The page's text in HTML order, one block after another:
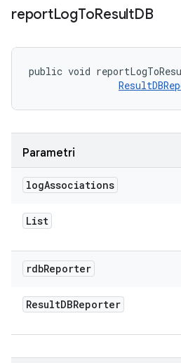
reportLogToResultDB
public void
Parametri
logAssociations
List
rdbReporter
ResultDBReporter